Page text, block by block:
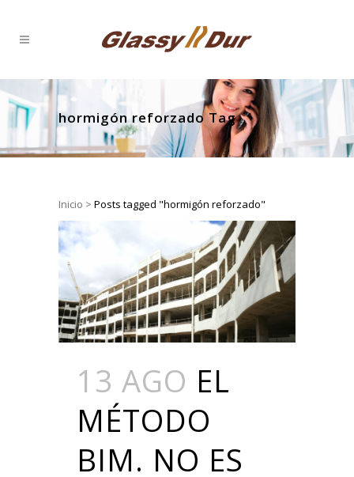
hormigón reforzado Tag
Inicio > Posts tagged "hormigón reforzado"
13 AGO EL
MÉTODO
BIM. NO ES